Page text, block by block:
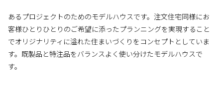
あるプロジェクトのためのモデルハウスです。注文住宅同様にお
客様ひとりひとりのご希望に添ったプランニングを実現すること
でオリジナリティに溢れた住まいづくりをコンセプトとしていま
す。既製品と特注品をバランスよく使い分けたモデルハウスで
す。